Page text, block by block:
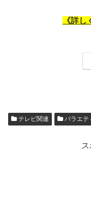
《詳
テレビ関連 バラエテ